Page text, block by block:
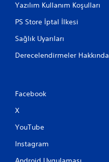
Yazılım Kullanım Koşulları
PS Store İptal İlkesi
Sağlık Uyarıları
Derecelendirmeler Hakkında
Facebook
X
YouTube
Instagram